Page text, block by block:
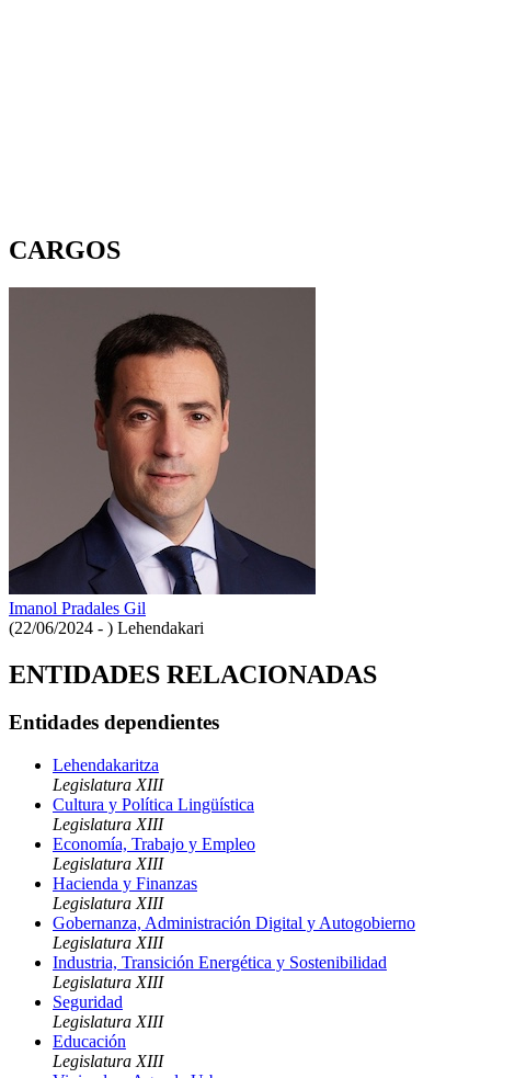
CARGOS
Imanol Pradales Gil
(22/06/2024 - ) Lehendakari
ENTIDADES RELACIONADAS
Entidades dependientes
Lehendakaritza
Legislatura XIII
Cultura y Política Lingüística
Legislatura XIII
Economía, Trabajo y Empleo
Legislatura XIII
Hacienda y Finanzas
Legislatura XIII
Gobernanza, Administración Digital y Autogobierno
Legislatura XIII
Industria, Transición Energética y Sostenibilidad
Legislatura XIII
Seguridad
Legislatura XIII
Educación
Legislatura XIII